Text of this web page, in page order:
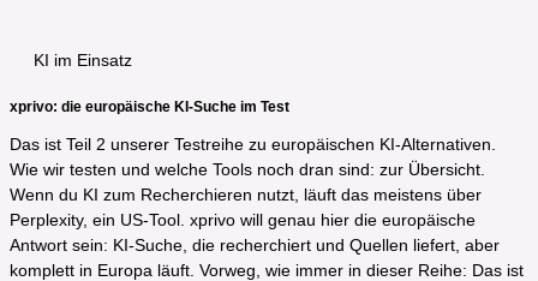
KI im Einsatz
xprivo: die europäische KI-Suche im Test
Das ist Teil 2 unserer Testreihe zu europäischen KI-Alternativen.
Wie wir testen und welche Tools noch dran sind: zur Übersicht.
Wenn du KI zum Recherchieren nutzt, läuft das meistens über
Perplexity, ein US-Tool. xprivo will genau hier die europäische
Antwort sein: KI-Suche, die recherchiert und Quellen liefert, aber
komplett in Europa läuft. Vorweg, wie immer in dieser Reihe: Das ist